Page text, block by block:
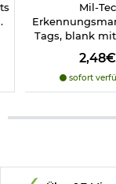
Mil-Tec
Tags, blank
2,48€
sofort